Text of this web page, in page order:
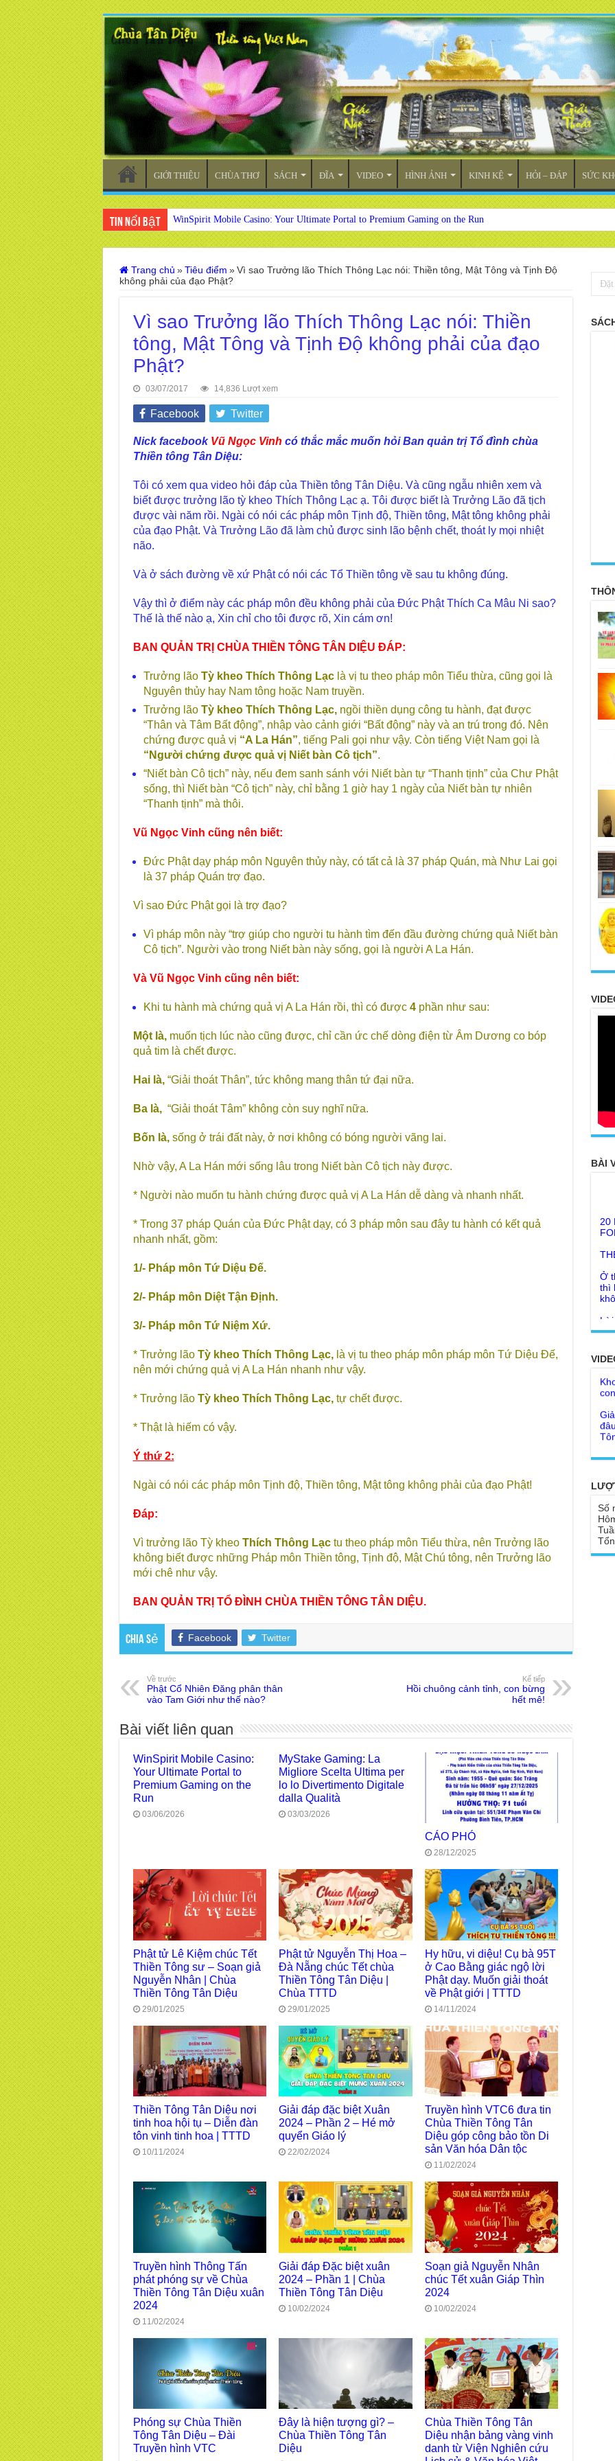
GIỚI THIỆU CHÙA THƠ SÁCH ĐĨA VIDEO HÌNH ẢNH KINH KỆ HỎI – ĐÁP SỨC
Tin nổi bật WinSpirit Mobile Casino: Your Ultimate Portal to Premium Gaming on the Run
Trang chủ » Tiêu điểm » Vì sao Trưởng lão Thích Thông Lạc nói: Thiền tông, Mật Tông và Tịnh Độ
không phải của đạo Phật?
Vì sao Trưởng lão Thích Thông Lạc nói: Thiền
tông, Mật Tông và Tịnh Độ không phải của đạo
Phật?
03/07/2017 14,836 Lượt xem
Facebook Twitter
Nick facebook Vũ Ngọc Vinh có thắc mắc muốn hỏi Ban quản trị Tổ đình chùa
Thiền tông Tân Diệu:
Tôi có xem qua video hỏi đáp của Thiền tông Tân Diệu. Và cũng ngẫu nhiên xem và
biết được trưởng lão tỳ kheo Thích Thông Lạc ạ. Tôi được biết là Trưởng Lão đã tịch
được vài năm rồi. Ngài có nói các pháp môn Tịnh độ, Thiền tông, Mật tông không phải
của đạo Phật. Và Trưởng Lão đã làm chủ được sinh lão bệnh chết, thoát ly mọi nhiệt
não.
Và ở sách đường về xứ Phật có nói các Tổ Thiền tông về sau tu không đúng.
Vậy thì ở điểm này các pháp môn đều không phải của Đức Phật Thích Ca Mâu Ni sao?
Thế là thế nào ạ, Xin chỉ cho tôi được rõ, Xin cám ơn!
BAN QUẢN TRỊ CHÙA THIỀN TÔNG TÂN DIỆU ĐÁP:
Trưởng lão Tỳ kheo Thích Thông Lạclà vị tu theo pháp môn Tiểu thừa, cũng gọi là
Nguyên thủy hay Nam tông hoặc Nam truyền.
Trưởng lão Tỳ kheo Thích Thông Lạc, ngồi thiền dụng công tu hành, đạt được
“Thân và Tâm Bất động”, nhập vào cảnh giới “Bất động” này và an trú trong đó. Nên
chứng được quả vị “A La Hán”, tiếng Pali gọi như vậy. Còn tiếng Việt Nam gọi là
“Người chứng được quả vị Niết bàn Cô tịch”.
“Niết bàn Cô tịch” này, nếu đem sanh sánh với Niết bàn tự “Thanh tịnh” của Chư Phật
sống, thì Niết bàn “Cô tịch” này, chỉ bằng 1 giờ hay 1 ngày của Niết bàn tự nhiên
“Thanh tịnh” mà thôi.
Vũ Ngọc Vinh cũng nên biết:
Đức Phật dạy pháp môn Nguyên thủy này, có tất cả là 37 pháp Quán, mà Như Lai gọi
là 37 pháp Quán trợ đạo.
Vì sao Đức Phật gọi là trợ đạo?
Vì pháp môn này “trợ giúp cho người tu hành tìm đến đầu đường chứng quả Niết bàn
Cô tịch”. Người vào trong Niết bàn này sống, gọi là người A La Hán.
Và Vũ Ngọc Vinh cũng nên biết:
Khi tu hành mà chứng quả vị A La Hán rồi, thì có được 4 phần như sau:
Một là,muốn tịch lúc nào cũng được, chỉ cần ức chế dòng điện từ Âm Dương co bóp
quả tim là chết được.
Hai là,“Giải thoát Thân”, tức không mang thân tứ đại nữa.
Ba là, “Giải thoát Tâm” không còn suy nghĩ nữa.
Bốn là, sống ở trái đất này, ở nơi không có bóng người vãng lai.
Nhờ vậy, A La Hán mới sống lâu trong Niết bàn Cô tịch này được.
* Người nào muốn tu hành chứng được quả vị A La Hán dễ dàng và nhanh nhất.
* Trong 37 pháp Quán của Đức Phật dạy, có 3 pháp môn sau đây tu hành có kết quả
nhanh nhất, gồm:
1/- Pháp môn Tứ Diệu Đế.
2/- Pháp môn Diệt Tận Định.
3/- Pháp môn Tứ Niệm Xứ.
* Trưởng lão Tỳ kheo Thích Thông Lạc,là vị tu theo pháp môn pháp môn Tứ Diệu Đế,
nên mới chứng quả vị A La Hán nhanh như vậy.
* Trưởng lão Tỳ kheo Thích Thông Lạc,tự chết được.
* Thật là hiếm có vậy.
Ý thứ 2:
Ngài có nói các pháp môn Tịnh độ, Thiền tông, Mật tông không phải của đạo Phật!
Đáp:
Vì trưởng lão Tỳ kheo Thích Thông Lạctu theo pháp môn Tiểu thừa, nên Trưởng lão
không biết được những Pháp môn Thiền tông, Tịnh độ, Mật Chú tông, nên Trưởng lão
mới chê như vậy.
BAN QUẢN TRỊ TỔ ĐÌNH CHÙA THIỀN TÔNG TÂN DIỆU.
Chia sẻ Facebook Twitter
Về trước
Phật Cổ Nhiên Đăng phân thân
vào Tam Giới như thế nào?
Kế tiếp
Hồi chuông cảnh tỉnh, con bừng
hết mê!
Bài viết liên quan
WinSpirit Mobile Casino:
Your Ultimate Portal to
Premium Gaming on the
Run
03/06/2026
MyStake Gaming: La
Migliore Scelta Ultima per
lo lo Divertimento Digitale
dalla Qualità
03/03/2026
CÁO PHÓ
28/12/2025
Phật tử Lê Kiệm chúc Tết
Thiền Tông sư – Soạn giả
Nguyễn Nhân | Chùa
Thiền Tông Tân Diệu
29/01/2025
Phật tử Nguyễn Thị Hoa –
Đà Nẵng chúc Tết chùa
Thiền Tông Tân Diệu |
Chùa TTTD
29/01/2025
Hy hữu, vi diệu! Cụ bà 95T
ở Cao Bằng giác ngộ lời
Phật dạy. Muốn giải thoát
về Phật giới | TTTD
14/11/2024
Thiền Tông Tân Diệu nơi
tinh hoa hội tụ – Diễn đàn
tôn vinh tinh hoa | TTTD
10/11/2024
Giải đáp đặc biệt Xuân
2024 – Phần 2 – Hé mở
quyển Giáo lý
22/02/2024
Truyền hình VTC6 đưa tin
Chùa Thiền Tông Tân
Diệu góp công bảo tồn Di
sản Văn hóa Dân tộc
11/02/2024
Truyền hình Thông Tấn
phát phóng sự về Chùa
Thiền Tông Tân Diệu xuân
2024
11/02/2024
Giải đáp Đặc biệt xuân
2024 – Phần 1 | Chùa
Thiền Tông Tân Diệu
10/02/2024
Soạn giả Nguyễn Nhân
chúc Tết xuân Giáp Thìn
2024
10/02/2024
Phóng sự Chùa Thiền
Tông Tân Diệu – Đài
Truyền hình VTC
Đây là hiện tượng gì? –
Chùa Thiền Tông Tân
Diệu
Chùa Thiền Tông Tân
Diệu nhận bảng vàng vinh
danh từ Viện Nghiên cứu
BÀI
Ở
Tu
Số